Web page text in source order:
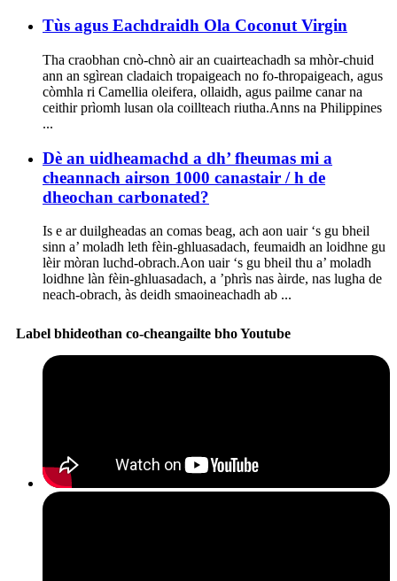
Tùs agus Eachdraidh Ola Coconut Virgin
Tha craobhan cnò-chnò air an cuairteachadh sa mhòr-chuid
ann an sgìrean cladaich tropaigeach no fo-thropaigeach, agus
còmhla ri Camellia oleifera, ollaidh, agus pailme canar na
ceithir prìomh lusan ola coillteach riutha.Anns na Philippines
...
Dè an uidheamachd a dh’ fheumas mi a
cheannach airson 1000 canastair / h de
dheochan carbonated?
Is e ar duilgheadas an comas beag, ach aon uair ‘s gu bheil
sinn a’ moladh leth fèin-ghluasadach, feumaidh an loidhne gu
lèir mòran luchd-obrach.Aon uair ‘s gu bheil thu a’ moladh
loidhne làn fèin-ghluasadach, a ’phrìs nas àirde, nas lugha de
neach-obrach, às deidh smaoineachadh ab ...
Label bhideothan co-cheangailte bho Youtube